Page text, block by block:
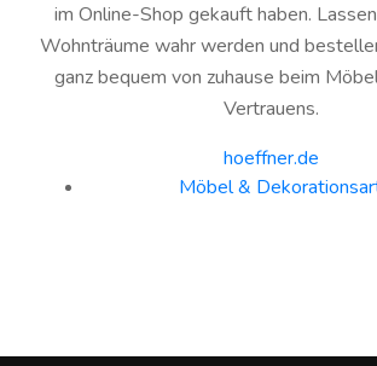
im Online-Shop gekauft haben.
Wohnträume wahr werden und
ganz bequem von zuhause beim
Vertrauens.
hoeffner.de
Möbel &